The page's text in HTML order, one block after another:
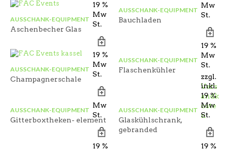
19 %
Mw
St.
AUSSCHANK-EQUIPMENT
Aschenbecher Glas
Mw
St.
AUSSCHANK-EQUIPMENT
Bauchladen
inkl.
19 %
Mw
St.
AUSSCHANK-EQUIPMENT
Champagnerschale
inkl.
19 %
Mw
St.
zzgl.
Vers
andk
oste
n
AUSSCHANK-EQUIPMENT
Flaschenkühler
inkl.
19 %
Mw
St.
AUSSCHANK-EQUIPMENT
Gitterboxtheken- element
inkl.
19 %
Mw
St.
AUSSCHANK-EQUIPMENT
Glaskühlschrank,
gebranded
inkl.
19 %
inkl.
19 %